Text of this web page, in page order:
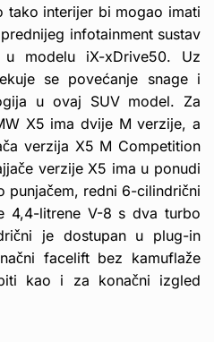
tako interijer bi mogao imati
infotainment sustav
modelu iX-xDrive50. Uz
se povećanje snage i
u ovaj SUV model. Za
X5 ima dvije M verzije, a
verzija X5 M Competition
verzije X5 ima u ponudi
punjačem, redni 6-cilindrični
4,4-litrene V-8 s dva turbo
​​je dostupan u plug-in
facelift bez kamuflaže
kao i za konačni izgled